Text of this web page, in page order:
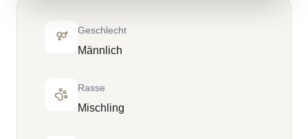
Geschlecht
Männlich
Rasse
Mischling